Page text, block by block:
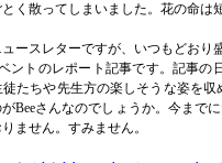
く散ってしまいました。花の命は
ースレターですが、いつもどお
ベントのレポート記事です。記事
たちや先生方の楽しそうな姿を
Beeさんなのでしょうか。今まで
ません。すみません。